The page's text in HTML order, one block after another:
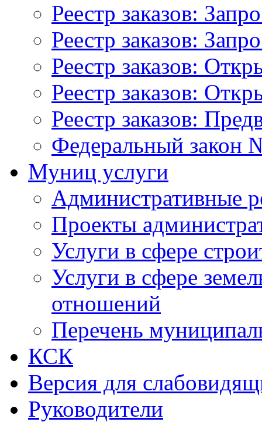
Реестр заказов:
Реестр заказов:
Реестр заказов:
Реестр заказов:
Реестр заказов:
Федеральный закон
Муниц услуги
Административные
Проекты
Услуги в сфере
Услуги в сфере
отношений
Перечень
КСК
Версия для
Руководители